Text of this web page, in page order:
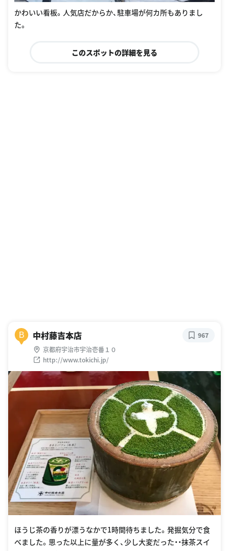
かわいい看板。人気店だからか、駐車場が何カ所もありまし
た。
このスポットの詳細を見る
B 中村藤吉本店
京都府宇治市宇治壱番１０
http://www.tokichi.jp/
967
ほうじ茶の香りが漂うなかで1時間待ちました。発掘気分で食
べました。思った以上に量が多く、少し大変だった・・抹茶スイ